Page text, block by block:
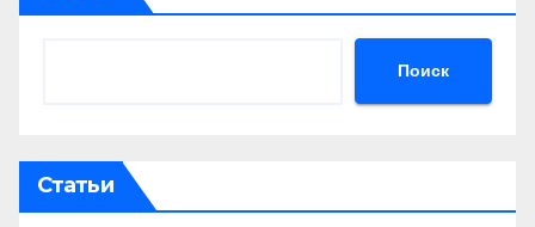
Поиск
Статьи